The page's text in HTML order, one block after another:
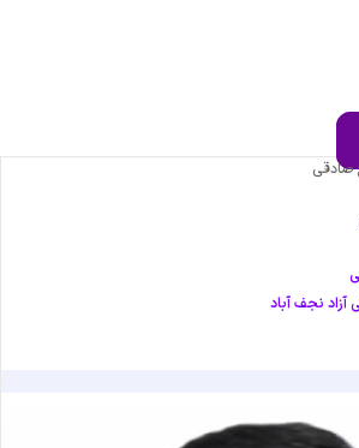
صادقی
آزاد نجف آباد